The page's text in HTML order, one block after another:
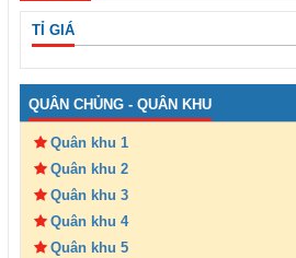
TỈ GIÁ
QUÂN CHỦNG - QUÂN KHU
Quân khu 1
Quân khu 2
Quân khu 3
Quân khu 4
Quân khu 5